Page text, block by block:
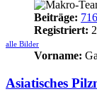
Beiträge:
Registriert:
alle Bilder
Vorname:
Asiatisches